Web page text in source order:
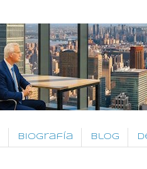
Biografía Blog